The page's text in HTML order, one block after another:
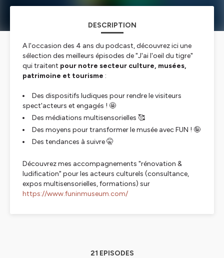
DESCRIPTION
A l'occasion des 4 ans du podcast, découvrez ici une
sélection des meilleurs épisodes de "J'ai l'oeil du tigre"
qui traitent pour notre secteur culture, musées,
patrimoine et tourisme :
Des dispositifs ludiques pour rendre le visiteurs
spect'acteurs et engagés ! 🤩
Des médiations multisensorielles 🥰
Des moyens pour transformer le musée avec FUN ! 🤪
Des tendances à suivre 🤫
Découvrez mes accompagnements "rénovation &
ludification" pour les acteurs culturels (consultance,
expos multisensorielles, formations) sur
https://www.funinmuseum.com/
21 EPISODES